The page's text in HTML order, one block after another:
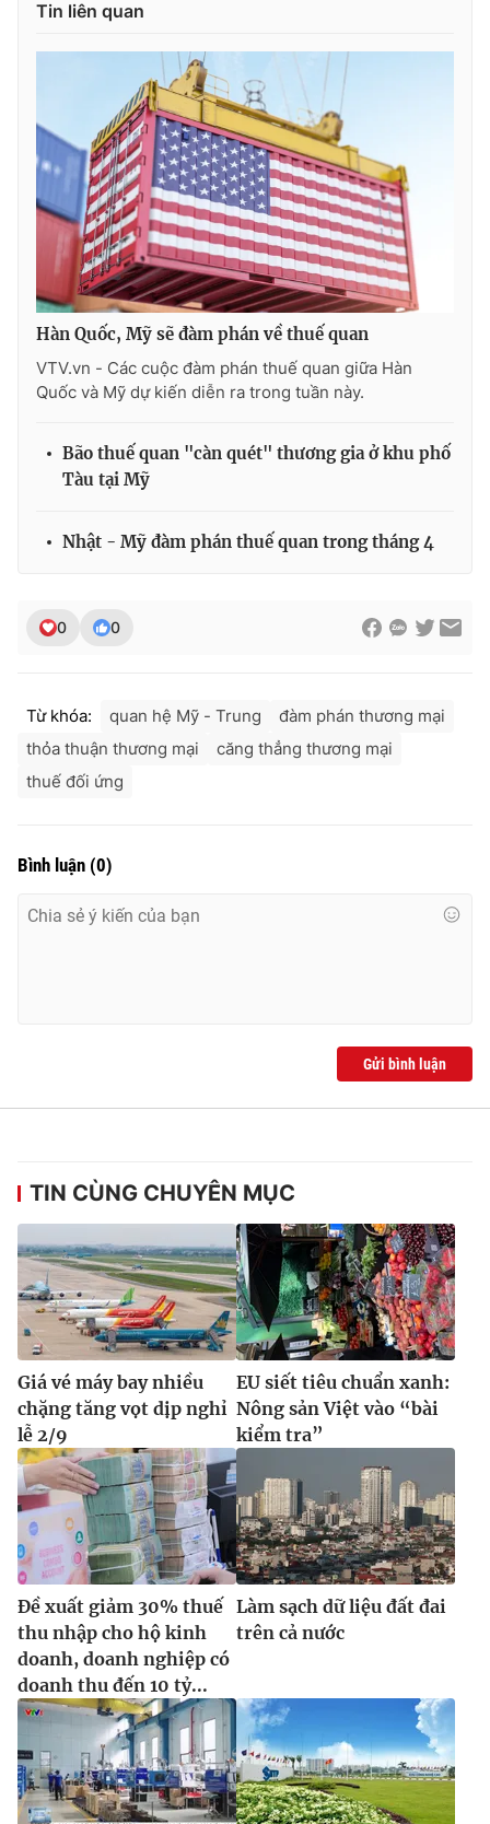
Tin liên quan
Hàn Quốc, Mỹ sẽ đàm phán về thuế quan
VTV.vn - Các cuộc đàm phán thuế quan giữa Hàn
Quốc và Mỹ dự kiến diễn ra trong tuần này.
Bão thuế quan "càn quét" thương gia ở khu phố
Tàu tại Mỹ
Nhật - Mỹ đàm phán thuế quan trong tháng 4
0 0
Từ khóa: quan hệ Mỹ - Trung
đàm phán thương mại
thỏa thuận thương mại
căng thẳng thương mại
thuế đối ứng
Bình luận (0)
Gửi bình luận
TIN CÙNG CHUYÊN MỤC
Giá vé máy bay nhiều
chặng tăng vọt dịp nghỉ
lễ 2/9
EU siết tiêu chuẩn xanh:
Nông sản Việt vào “bài
kiểm tra”
Đề xuất giảm 30% thuế
thu nhập cho hộ kinh
doanh, doanh nghiệp có
doanh thu đến 10 tỷ...
Làm sạch dữ liệu đất đai
trên cả nước